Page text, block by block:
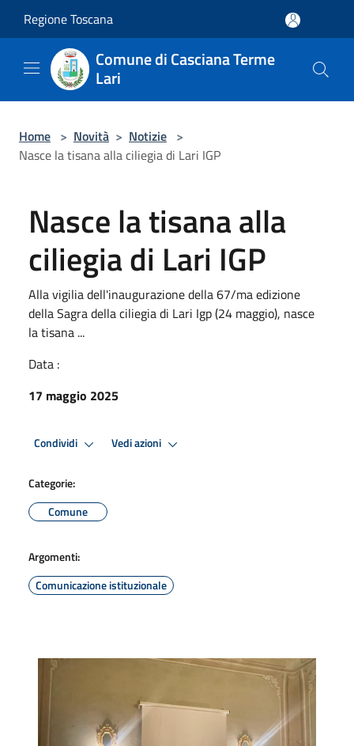
Regione Toscana
Comune di Casciana Terme
Lari
Home > Novità > Notizie >
Nasce la tisana alla ciliegia di Lari IGP
Nasce la tisana alla
ciliegia di Lari IGP
Alla vigilia dell'inaugurazione della 67/ma edizione
della Sagra della ciliegia di Lari Igp (24 maggio), nasce
la tisana ...
Data :
17 maggio 2025
Condividi Vedi azioni
Categorie:
Comune
Argomenti:
Comunicazione istituzionale